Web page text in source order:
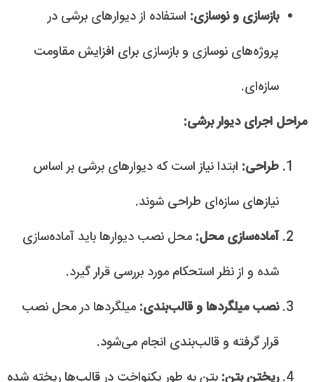
بازسازی و نوسازی: استفاده از دیوارهای برشی در
پروژه‌های نوسازی و بازسازی برای افزایش مقاومت
سازه‌ای.
مراحل اجرای دیوار برشی:
طراحی: ابتدا نیاز است که دیوارهای برشی بر اساس
نیازهای سازه‌ای طراحی شوند.
آماده‌سازی محل: محل نصب دیوارها باید آماده‌سازی
شده و از نظر استحکام مورد بررسی قرار گیرد.
نصب میلگردها و قالب‌بندی: میلگردها در محل نصب
قرار گرفته و قالب‌بندی انجام می‌شود.